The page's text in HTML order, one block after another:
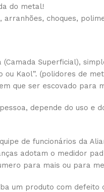
do metal!
choques,
Superficial),
Kaol”. (polidores de
que ser escovado
depende do uso e
de funcionários da
adotam o medidor
para mais ou para
um produto com